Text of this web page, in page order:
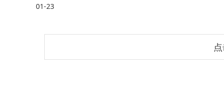
01-23